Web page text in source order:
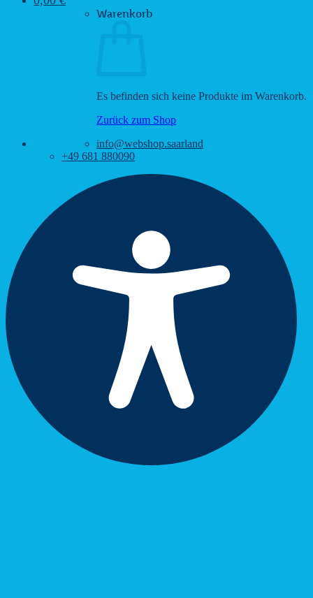
Warenkorb
Es befinden sich keine Produkte im Warenkorb.
Zurück zum Shop
info@webshop.saarland
+49 681 880090